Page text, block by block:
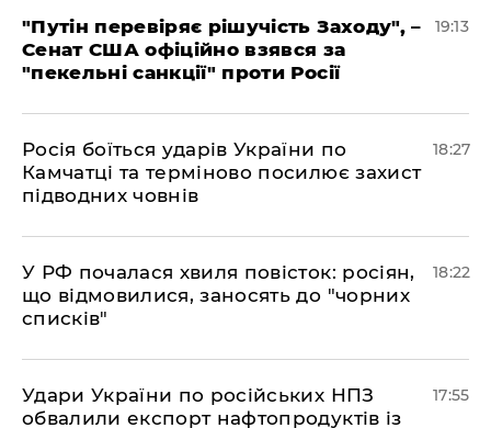
​"Путін перевіряє рішучість Заходу", –
Сенат США офіційно взявся за
"пекельні санкції" проти Росії
19:13
​Росія боїться ударів України по
Камчатці та терміново посилює захист
підводних човнів
18:27
​У РФ почалася хвиля повісток: росіян,
що відмовилися, заносять до "чорних
списків"
18:22
​Удари України по російських НПЗ
обвалили експорт нафтопродуктів із
17:55